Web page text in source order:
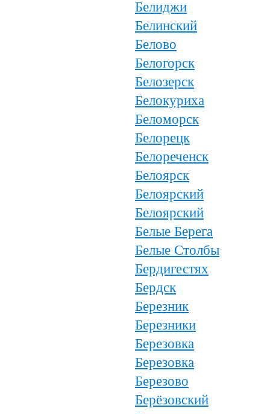
Белиджи
Белинский
Белово
Белогорск
Белозерск
Белокуриха
Беломорск
Белорецк
Белореченск
Белоярск
Белоярский
Белоярский
Белые Берега
Белые Столбы
Бердигестях
Бердск
Березник
Березники
Березовка
Березовка
Березово
Берёзовский